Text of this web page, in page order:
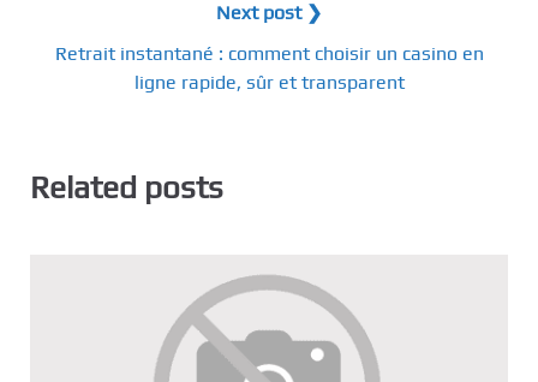
Next post ❯
Retrait instantané : comment choisir un casino en
ligne rapide, sûr et transparent
Related posts